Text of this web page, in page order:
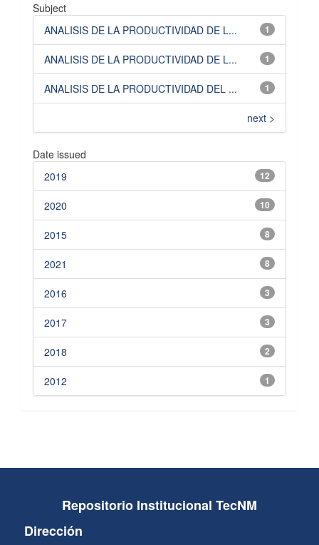
Subject
1
ANALISIS DE LA PRODUCTIVIDAD DE L...
1
ANALISIS DE LA PRODUCTIVIDAD DE L...
1
ANALISIS DE LA PRODUCTIVIDAD DEL ...
next >
Date issued
12
2019
10
2020
8
2015
8
2021
3
2016
3
2017
2
2018
1
2012
Repositorio Institucional TecNM
Dirección